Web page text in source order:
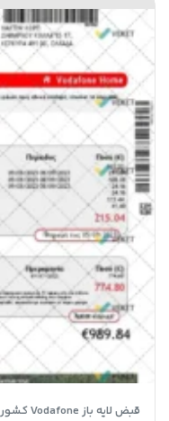
قبض لایه باز Vodafone کشور یونان